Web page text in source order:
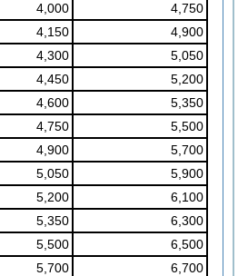
4,000
4,750
4,150
4,900
4,300
5,050
4,450
5,200
4,600
5,350
4,750
5,500
4,900
5,700
5,050
5,900
5,200
6,100
5,350
6,300
5,500
6,500
5,700
6,700